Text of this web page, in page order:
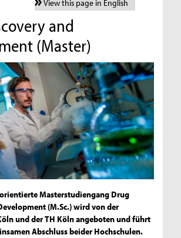
View this page in English
and
(Master)
Masterstudiengang Drug
(M.Sc.) wird von der
und der TH Köln angeboten und führt
Abschluss beider Hochschulen.